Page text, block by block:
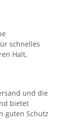
schnelles
Halt,
und die
bietet
guten Schutz